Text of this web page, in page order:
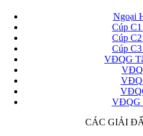
Ngoại
Cúp
Cúp
Cúp
VĐQG
VĐQG
CÁC GIẢI